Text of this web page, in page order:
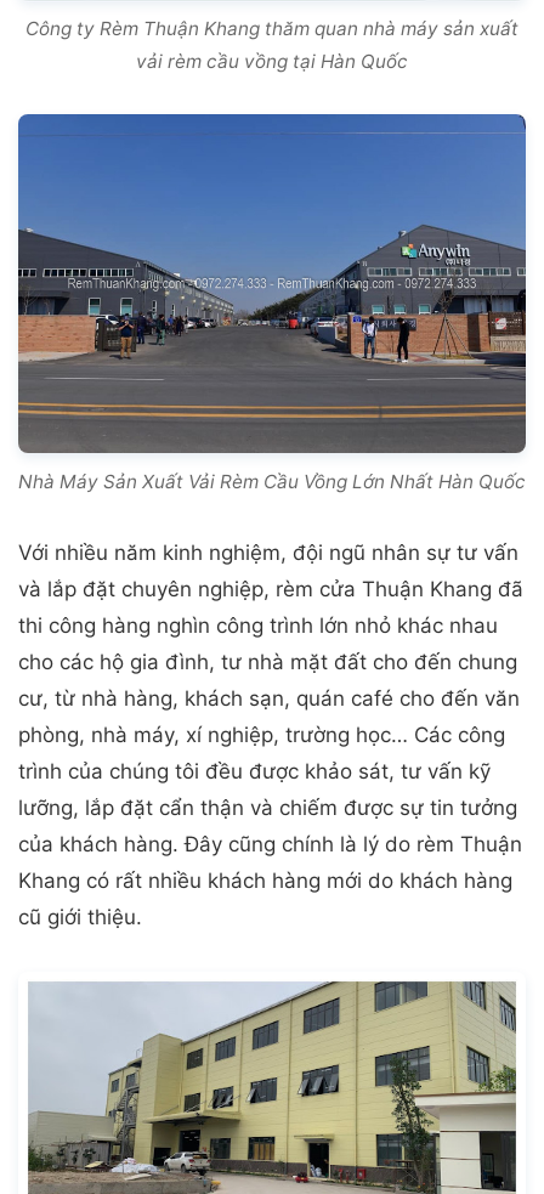
Công ty Rèm Thuận Khang thăm quan nhà máy sản xuất
vải rèm cầu vồng tại Hàn Quốc
Nhà Máy Sản Xuất Vải Rèm Cầu Vồng Lớn Nhất Hàn Quốc
Với nhiều năm kinh nghiệm, đội ngũ nhân sự tư vấn
và lắp đặt chuyên nghiệp, rèm cửa Thuận Khang đã
thi công hàng nghìn công trình lớn nhỏ khác nhau
cho các hộ gia đình, tư nhà mặt đất cho đến chung
cư, từ nhà hàng, khách sạn, quán café cho đến văn
phòng, nhà máy, xí nghiệp, trường học… Các công
trình của chúng tôi đều được khảo sát, tư vấn kỹ
lưỡng, lắp đặt cẩn thận và chiếm được sự tin tưởng
của khách hàng. Đây cũng chính là lý do rèm Thuận
Khang có rất nhiều khách hàng mới do khách hàng
cũ giới thiệu.